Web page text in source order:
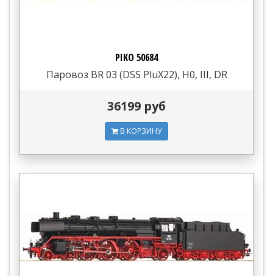
PIKO 50684
Паровоз BR 03 (DSS PluX22), H0, III, DR
36199 руб
В КОРЗИНУ